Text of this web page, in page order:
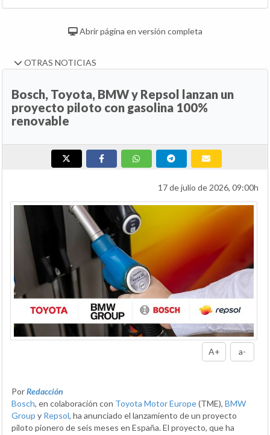
Abrir página en versión completa
OTRAS NOTICIAS
Bosch, Toyota, BMW y Repsol lanzan un
proyecto piloto con gasolina 100%
renovable
17 de julio de 2026, 09:00h
A+ a-
PorRedacción
Bosch, en colaboración con Toyota Motor Europe(TME), BMW
Group y Repsol, ha anunciado el lanzamiento de un proyecto
piloto pionero de seis meses en España. El proyecto, que ha